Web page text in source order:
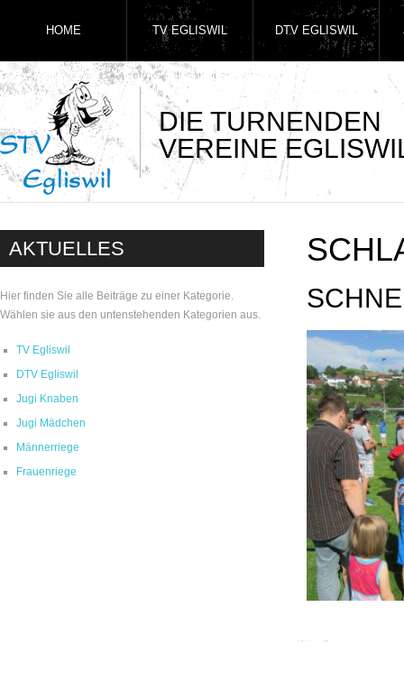
DIE TURNENDEN
VEREINE
HOME TV EGLISWIL DTV EGLISWIL
AKTUELLES
Hier finden Sie alle Beiträge zu einer Kategorie.
Wählen sie aus den untenstehenden Kategorien aus.
TV Egliswil
DTV Egliswil
Jugi Knaben
Jugi Mädchen
Männerriege
Frauenriege